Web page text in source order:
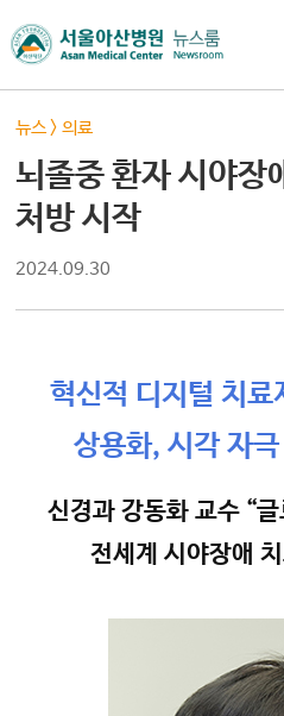
뉴스 >의료
뇌졸중 환자 시야장
처방 시작
2024.09.30
혁신적 디지털 치료
상용화, 시각 자
신경과 강동화 교수 “
전세계 시야장애